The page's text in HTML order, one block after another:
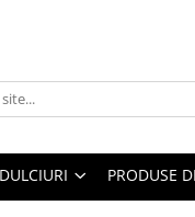
DULCIURI PRODUSE